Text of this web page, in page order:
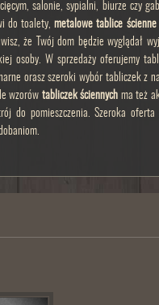
salonie, sypialni, biurze czy
do toalety, metalowe tablice ścienne
że Twój dom będzie wyglądał
osoby. W sprzedaży oferujemy
orasz szeroki wybór tabliczek z
wzorów tabliczek ściennych ma też
do pomieszczenia. Szeroka